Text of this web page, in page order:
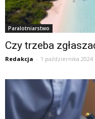
Paralotniarstwo
Czy trzeba
Redakcja - 1 października 2024